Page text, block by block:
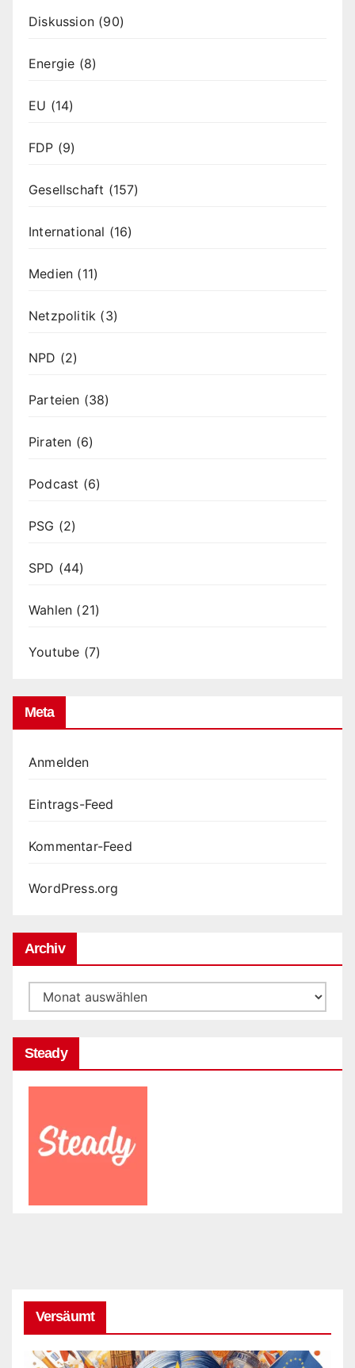
Diskussion (90)
Energie (8)
EU (14)
FDP (9)
Gesellschaft (157)
International (16)
Medien (11)
Netzpolitik (3)
NPD (2)
Parteien (38)
Piraten (6)
Podcast (6)
PSG (2)
SPD (44)
Wahlen (21)
Youtube (7)
Meta
Anmelden
Eintrags-Feed
Kommentar-Feed
WordPress.org
Archiv
Archiv
Steady
Versäumt